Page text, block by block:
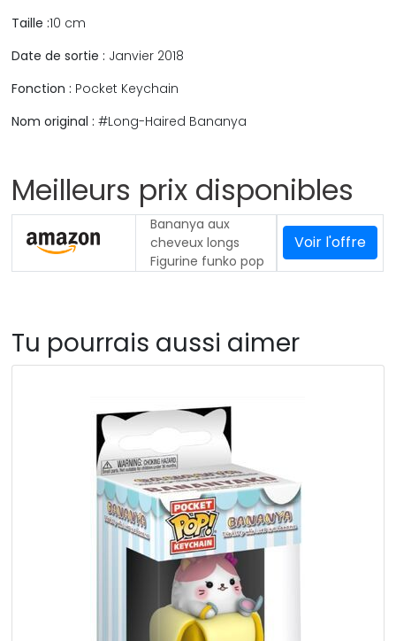
Taille :10 cm
Date de sortie : Janvier 2018
Fonction : Pocket Keychain
Nom original : #Long-Haired Bananya
Meilleurs prix disponibles
Bananya aux
cheveux longs
Figurine funko pop
Voir l'offre
Tu pourrais aussi aimer